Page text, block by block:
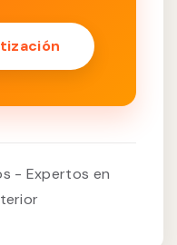
- Expertos en